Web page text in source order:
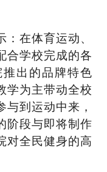
在体育运动、
合学校完成的各
出的品牌特色
学为主带动全校
与到运动中来，
阶段与即将制作
对全民健身的高